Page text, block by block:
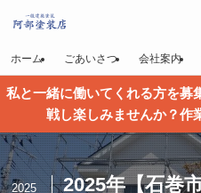
ホーム ごあいさつ 会社案内
私と一緒に働いてくれる方を募
戦し楽しみませんか？作
2025年【石巻
2025